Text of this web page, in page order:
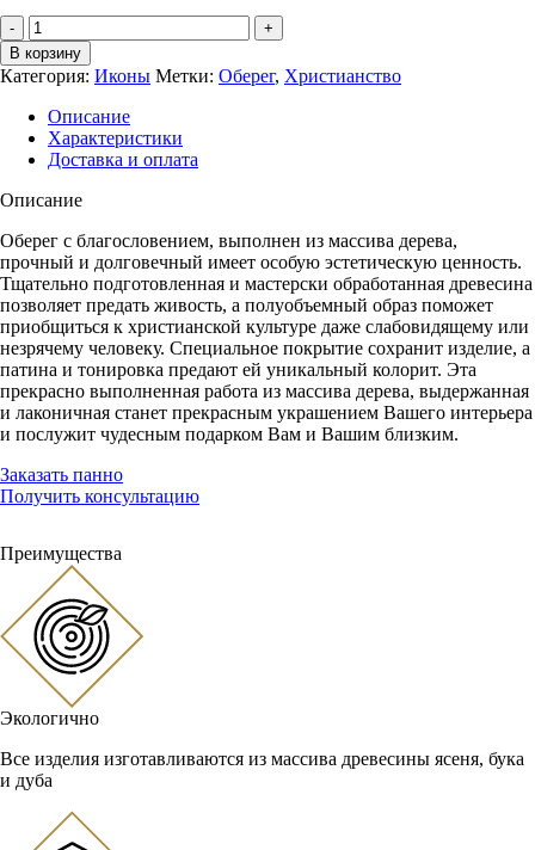
Количество
Оберег
для
дома,
благословение,
бук
В корзину
Категория: Иконы Метки: Оберег, Христианство
Описание
Характеристики
Доставка и оплата
Описание
Оберег с благословением, выполнен из массива дерева,
прочный и долговечный имеет особую эстетическую ценность.
Тщательно подготовленная и мастерски обработанная древесина
позволяет предать живость, а полуобъемный образ поможет
приобщиться к христианской культуре даже слабовидящему или
незрячему человеку. Специальное покрытие сохранит изделие, а
патина и тонировка предают ей уникальный колорит. Эта
прекрасно выполненная работа из массива дерева, выдержанная
и лаконичная станет прекрасным украшением Вашего интерьера
и послужит чудесным подарком Вам и Вашим близким.
Заказать панно
Получить консультацию
Преимущества
Экологично
Все изделия изготавливаются из массива древесины ясеня, бука
и дуба